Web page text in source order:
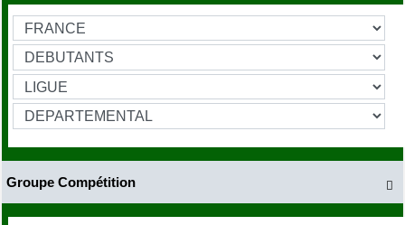

Groupe Compétition